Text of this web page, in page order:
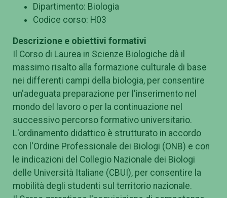
Dipartimento: Biologia
Codice corso: H03
Descrizione e obiettivi formativi
Il Corso di Laurea in Scienze Biologiche dà il
massimo risalto alla formazione culturale di base
nei differenti campi della biologia, per consentire
un'adeguata preparazione per l'inserimento nel
mondo del lavoro o per la continuazione nel
successivo percorso formativo universitario.
L'ordinamento didattico è strutturato in accordo
con l'Ordine Professionale dei Biologi (ONB) e con
le indicazioni del Collegio Nazionale dei Biologi
delle Università Italiane (CBUI), per consentire la
mobilità degli studenti sul territorio nazionale.